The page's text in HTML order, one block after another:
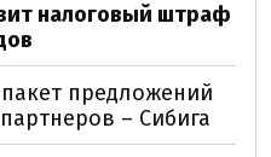
налоговый штраф
предложений
– Сибига